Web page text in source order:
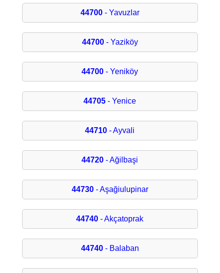
44700- Yavuzlar
44700- Yaziköy
44700 - Yeniköy
44705 - Yenice
44710 - Ayvali
44720 - Ağilbaşi
44730- Aşağiulupinar
44740 - Akçatoprak
44740- Balaban